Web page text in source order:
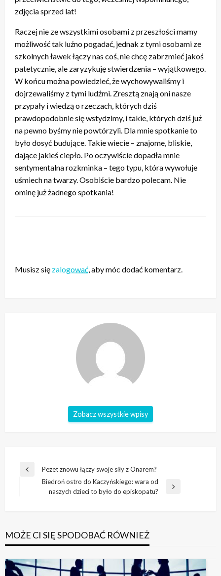
zdjęcia sprzed lat!
Raczej nie ze wszystkimi osobami z przeszłości mamy
możliwość tak luźno pogadać, jednak z tymi osobami ze
szkolnych ławek łączy nas coś, nie chcę zabrzmieć jakoś
patetycznie, ale zaryzykuję stwierdzenia – wyjątkowego.
W końcu można powiedzieć, że wychowywaliśmy i
dojrzewaliśmy z tymi ludźmi. Zresztą znają oni nasze
przypały i wiedzą o rzeczach, których dziś
prawdopodobnie się wstydzimy, i takie, których dziś już
na pewno byśmy nie powtórzyli. Dla mnie spotkanie to
było dosyć budujące. Takie wiecie – znajome, bliskie,
dające jakieś ciepło. Po oczywiście dopadła mnie
sentymentalna rozkminka – tego typu, która wywołuje
uśmiech na twarzy. Osobiście bardzo polecam. Nie
ominę już żadnego spotkania!
Musisz się zalogować, aby móc dodać komentarz.
Zobacz wszystkie wpisy
Nawigacja
wpisu
Poprzedni
Pezet znowu łączy swoje siły z Onarem?
Następny
Biedroń ostro do Kaczyńskiego: wara od
naszych dzieci to było do episkopatu?
MOŻE CI SIĘ SPODOBAĆ RÓWNIEŻ